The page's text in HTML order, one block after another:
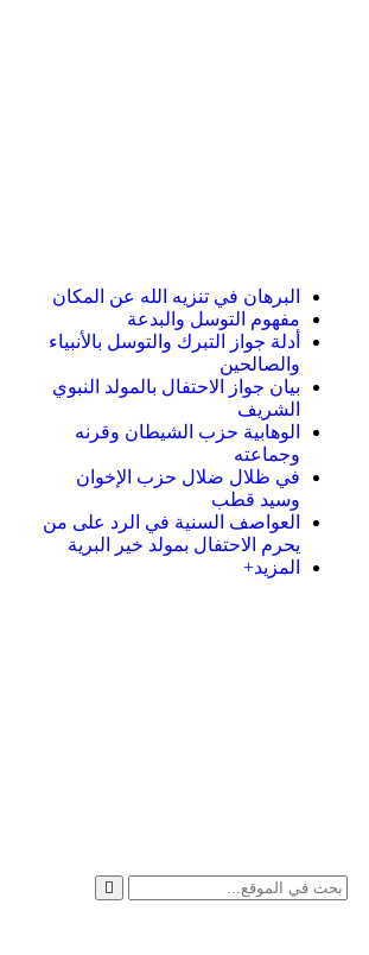
البرهان في تنزيه الله عن المكان
مفهوم التوسل والبدعة
أدلة جواز التبرك والتوسل بالأنبياء
والصالحين
بيان جواز الاحتفال بالمولد النبوي
الشريف
الوهابية حزب الشيطان وقرنه
وجماعته
في ظلال ضلال حزب الإخوان
وسيد قطب
العواصف السنية في الرد على من
يحرم الاحتفال بمولد خير البرية
المزيد+